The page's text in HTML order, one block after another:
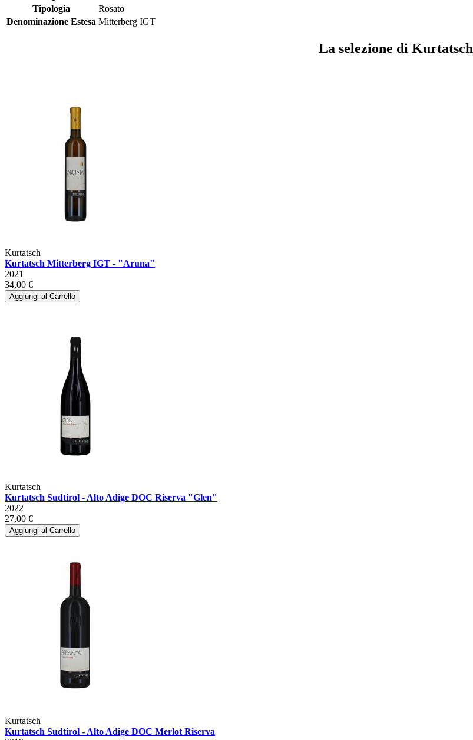
Tipologia
Rosato
Denominazione Estesa Mitterberg IGT
La selezione di Kurtatsch
Kurtatsch
Kurtatsch Mitterberg IGT - "Aruna"
2021
34,00 €
Aggiungi al Carrello
Kurtatsch
Kurtatsch Sudtirol - Alto Adige DOC Riserva "Glen"
2022
27,00 €
Aggiungi al Carrello
Kurtatsch
Kurtatsch Sudtirol - Alto Adige DOC Merlot Riserva